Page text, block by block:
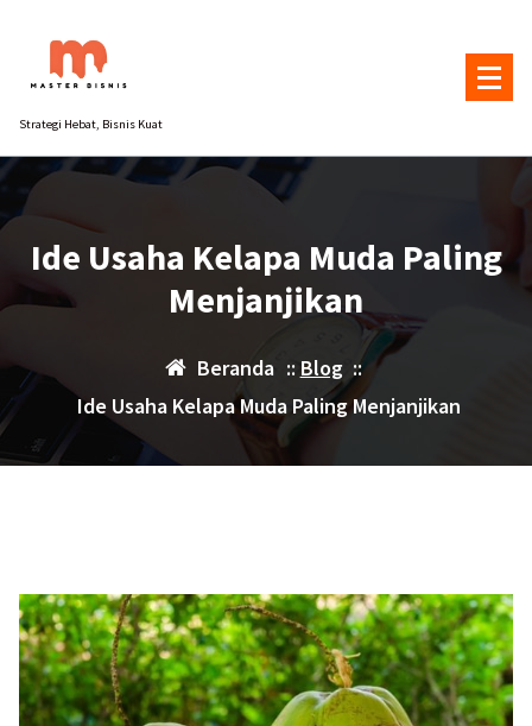
konten
Strategi Hebat, Bisnis Kuat
Ide Usaha Kelapa Muda Paling
Menjanjikan
Beranda :: Blog::
Ide Usaha Kelapa Muda Paling Menjanjikan